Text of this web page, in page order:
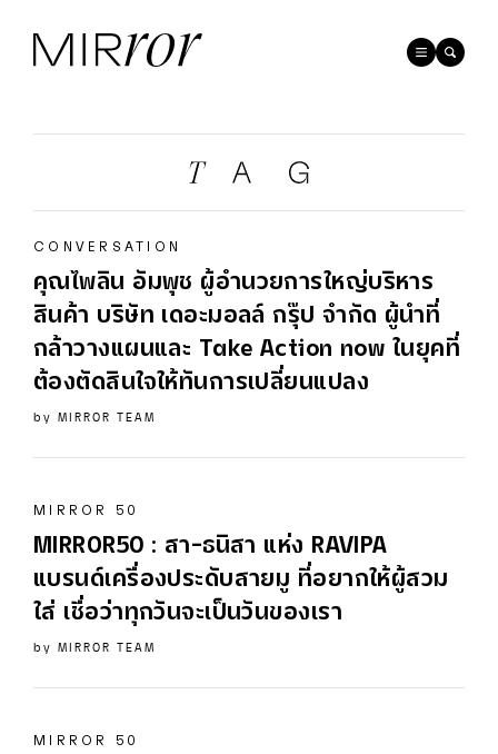
CONVERSATION
คุณไพลิน อัมพุช ผู้อำนวยการใหญ่บริหาร
สินค้า บริษัท เดอะมอลล์ กรุ๊ป จำกัด ผู้นำที่
กล้าวางแผนและ Take Action now ในยุคที่
ต้องตัดสินใจให้ทันการเปลี่ยนแปลง
by MIRROR TEAM
MIRROR 50
MIRROR50 : สา-ธนิสา แห่ง RAVIPA
แบรนด์เครื่องประดับสายมู ที่อยากให้ผู้สวม
ใส่ เชื่อว่าทุกวันจะเป็นวันของเรา
by MIRROR TEAM
MIRROR 50